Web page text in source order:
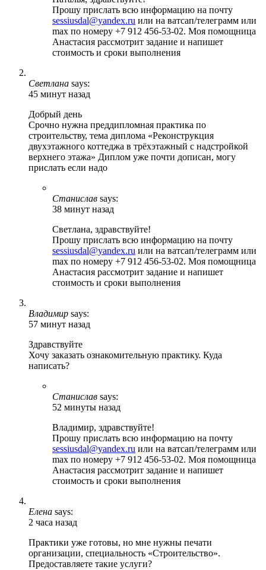
Прошу прислать всю информацию на почту
sessiusdal@yandex.ru или на ватсап/телеграмм или
max по номеру +7 912 456-53-02. Моя помощница
Анастасия рассмотрит задание и напишет
стоимость и сроки выполнения
Светлана says:
45 минут назад
Добрый день
Срочно нужна преддипломная практика по
строительству, тема диплома «Реконструкция
двухэтажного коттеджа в трёхэтажный с надстройкой
верхнего этажа» Диплом уже почти дописан, могу
прислать если надо
Станислав says:
38 минут назад
Светлана, здравствуйте!
Прошу прислать всю информацию на почту
sessiusdal@yandex.ru или на ватсап/телеграмм или
max по номеру +7 912 456-53-02. Моя помощница
Анастасия рассмотрит задание и напишет
стоимость и сроки выполнения
Владимир says:
57 минут назад
Здравствуйте
Хочу заказать ознакомительную практику. Куда
написать?
Станислав says:
52 минуты назад
Владимир, здравствуйте!
Прошу прислать всю информацию на почту
sessiusdal@yandex.ru или на ватсап/телеграмм или
max по номеру +7 912 456-53-02. Моя помощница
Анастасия рассмотрит задание и напишет
стоимость и сроки выполнения
Елена says:
2 часа назад
Практики уже готовы, но мне нужны печати
организации, специальность «Строительство».
Предоставляете такие услуги?